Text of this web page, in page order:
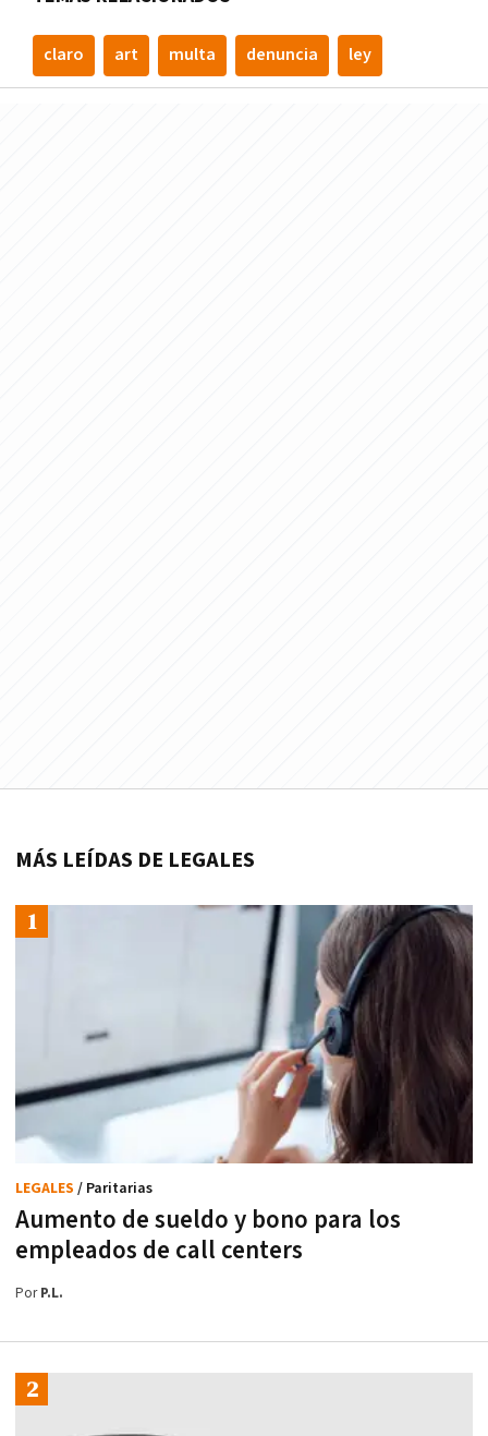
claro art multa denuncia ley
MÁS LEÍDAS DE LEGALES
Aumento de sueldo y bono para los
empleados de call centers
LEGALES / Paritarias
PorP.L.